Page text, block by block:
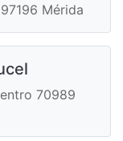
Mérida
70989